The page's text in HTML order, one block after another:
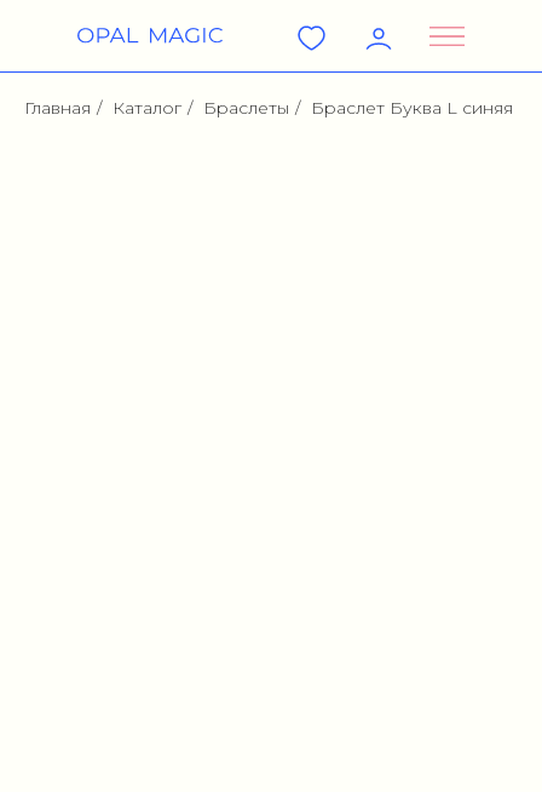
Главная / Каталог / Браслеты / Браслет Буква L синяя